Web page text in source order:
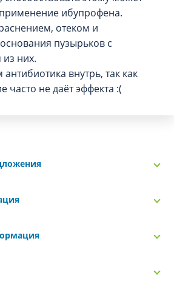
ибупрофена.
отеком и
пузырьков с
них.
внутрь, так как
часто не даёт эффекта :(